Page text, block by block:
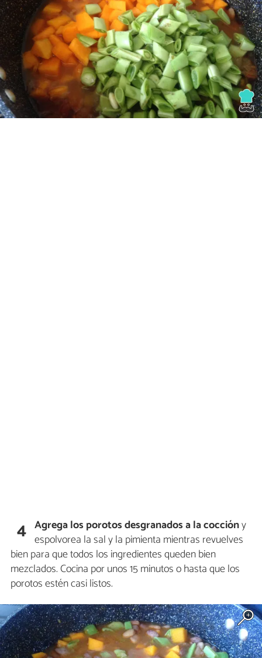
4 Agrega los porotos desgranados a la coccióny
espolvorea la sal y la pimienta mientras revuelves
bien para que todos los ingredientes queden bien
mezclados. Cocina por unos 15 minutos o hasta que los
porotos estén casi listos.